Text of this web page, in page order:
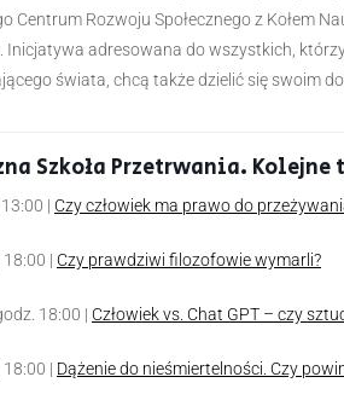
Centrum Rozwoju Społecznego z Kołem
Inicjatywa adresowana do wszystkich,
świata, chcą także dzielić się swoim
Szkoła Przetrwania. Kolejne t
| Czy człowiek ma prawo do
| Czy prawdziwi filozofowie wymarli?
18:00 | Człowiek vs. Chat GPT – czy
| Dążenie do nieśmiertelności. Czy